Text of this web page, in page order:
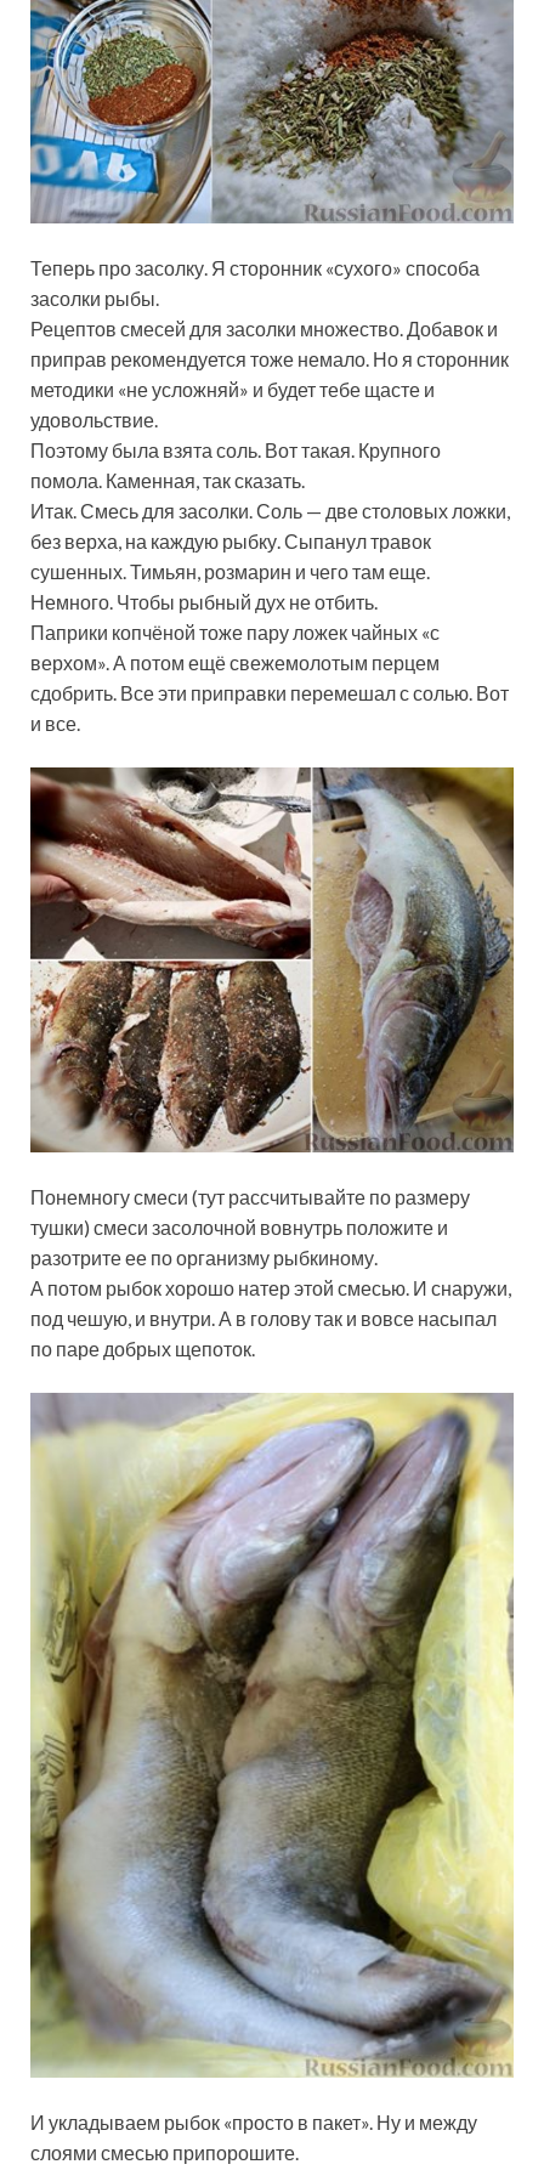
Теперь про засолку. Я сторонник «сухого» способа
засолки рыбы.
Рецептов смесей для засолки множество. Добавок и
приправ рекомендуется тоже немало. Но я сторонник
методики «не усложняй» и будет тебе щасте и
удовольствие.
Поэтому была взята соль. Вот такая. Крупного
помола. Каменная, так сказать.
Итак. Смесь для засолки. Соль — две столовых ложки,
без верха, на каждую рыбку. Сыпанул травок
сушенных. Тимьян, розмарин и чего там еще.
Немного. Чтобы рыбный дух не отбить.
Паприки копчёной тоже пару ложек чайных «с
верхом». А потом ещё свежемолотым перцем
сдобрить. Все эти приправки перемешал с солью. Вот
и все.
Понемногу смеси (тут рассчитывайте по размеру
тушки) смеси засолочной вовнутрь положите и
разотрите ее по организму рыбкиному.
А потом рыбок хорошо натер этой смесью. И снаружи,
под чешую, и внутри. А в голову так и вовсе насыпал
по паре добрых щепоток.
И укладываем рыбок «просто в пакет». Ну и между
слоями смесью припорошите.